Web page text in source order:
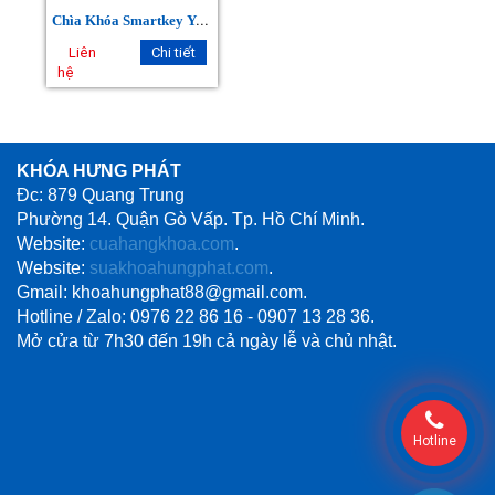
C
hìa Khóa Smartkey Yamaha Janus
Liên
hệ
Chi tiết
KHÓA HƯNG PHÁT
Đc: 879 Quang Trung
Phường 14. Quận Gò Vấp. Tp. Hồ Chí Minh.
Website: cuahangkhoa.com.
Website: suakhoahungphat.com.
Gmail: khoahungphat88@gmail.com.
Hotline / Zalo: 0976 22 86 16 - 0907 13 28 36.
Mở cửa từ 7h30 đến 19h cả ngày lễ và chủ nhật.
Hotline